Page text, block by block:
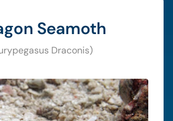
Seamoth
Draconis)